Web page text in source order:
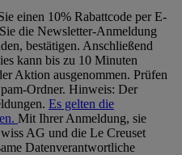
einen 10% Rabattcode per E-
die Newsletter-Anmeldung
bestätigen. Anschließend
kann bis zu 10 Minuten
Aktion ausgenommen. Prüfen
Ordner. Hinweis: Der
Es gelten die
Mit Ihrer Anmeldung, sie
AG und die Le Creuset
Datenverantwortliche